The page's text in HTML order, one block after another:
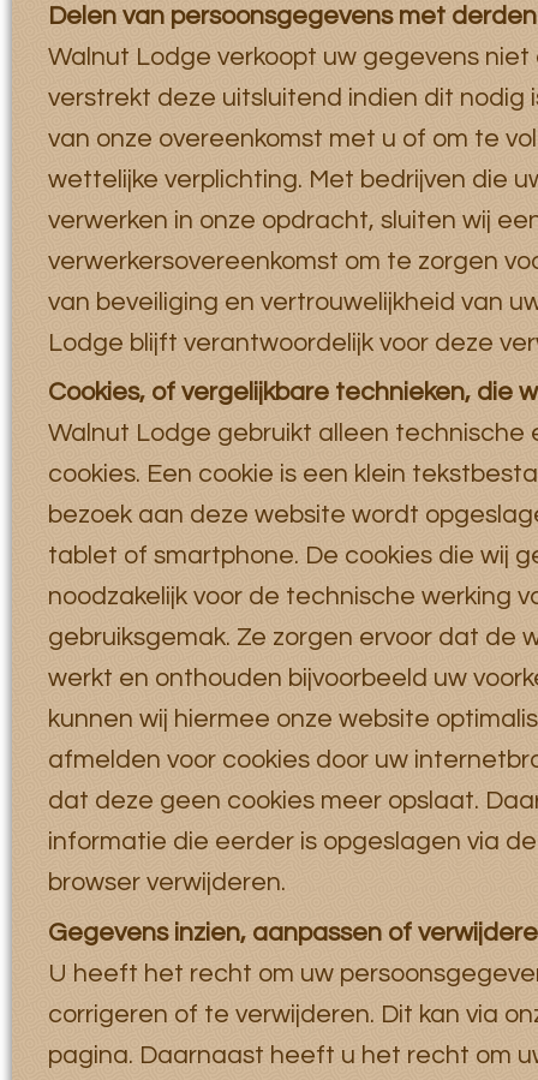
Delen van persoonsgegevens met derden
Walnut Lodge verkoopt uw gegevens
verstrekt deze uitsluitend indien dit nodig
van onze overeenkomst met u of om te
wettelijke verplichting. Met bedrijven die
verwerken in onze opdracht, sluiten wij
verwerkersovereenkomst om te zorgen
van beveiliging en vertrouwelijkheid van
Lodge blijft verantwoordelijk voor deze
Cookies, of vergelijkbare technieken, die
Walnut Lodge gebruikt alleen technische
cookies. Een cookie is een klein
bezoek aan deze website wordt
tablet of smartphone. De cookies die wij
noodzakelijk voor de technische werking
gebruiksgemak. Ze zorgen ervoor dat de
werkt en onthouden bijvoorbeeld uw
kunnen wij hiermee onze website
afmelden voor cookies door uw
dat deze geen cookies meer opslaat.
informatie die eerder is opgeslagen via
browser verwijderen.
Gegevens inzien, aanpassen of
U heeft het recht om uw
corrigeren of te verwijderen. Dit kan via
pagina. Daarnaast heeft u het recht om